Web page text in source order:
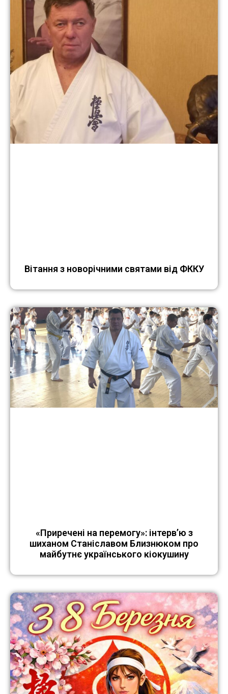
Вітання з новорічними святами від ФККУ
«Приречені на перемогу»: інтерв’ю з
шиханом Станіславом Близнюком про
майбутнє українського кіокушину